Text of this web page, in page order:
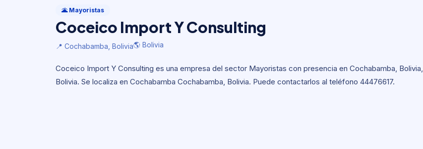
Coceico Import Y Consulting
🌎 Bolivia
🌋 Mayoristas
Coceico Import Y Consulting
📍 Cochabamba, Bolivia🌎 Bolivia
Coceico Import Y Consulting es una empresa del sector Mayoristas con presencia en Cochabamba, Bolivia,
Bolivia. Se localiza en Cochabamba Cochabamba, Bolivia. Puede contactarlos al teléfono 44476617.